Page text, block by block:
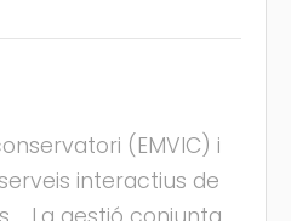
(EMVIC) i
interactius de